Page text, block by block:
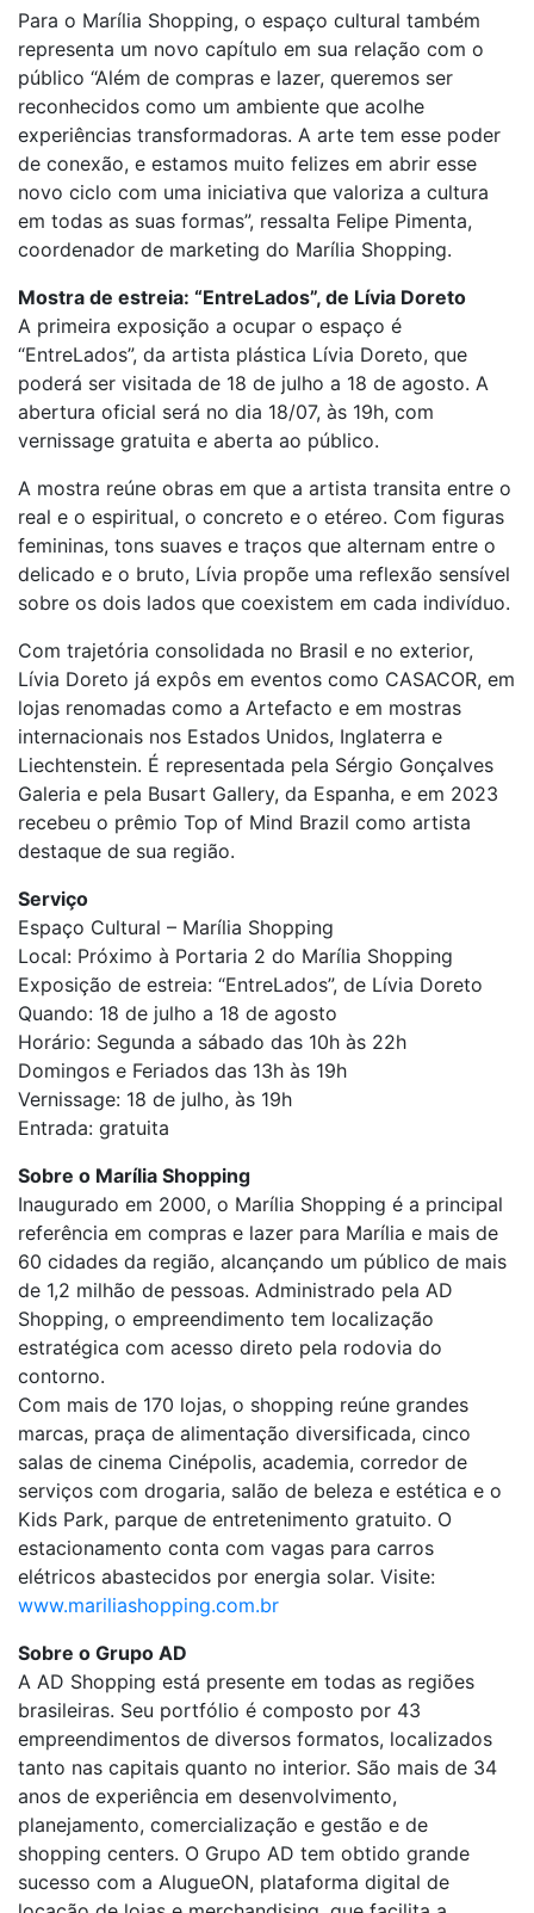
Para o Marília Shopping, o espaço cultural também
representa um novo capítulo em sua relação com o
público “Além de compras e lazer, queremos ser
reconhecidos como um ambiente que acolhe
experiências transformadoras. A arte tem esse poder
de conexão, e estamos muito felizes em abrir esse
novo ciclo com uma iniciativa que valoriza a cultura
em todas as suas formas”, ressalta Felipe Pimenta,
coordenador de marketing do Marília Shopping.
Mostra de estreia: “EntreLados”, de Lívia Doreto
A primeira exposição a ocupar o espaço é
“EntreLados”, da artista plástica Lívia Doreto, que
poderá ser visitada de 18 de julho a 18 de agosto. A
abertura oficial será no dia 18/07, às 19h, com
vernissage gratuita e aberta ao público.
A mostra reúne obras em que a artista transita entre o
real e o espiritual, o concreto e o etéreo. Com figuras
femininas, tons suaves e traços que alternam entre o
delicado e o bruto, Lívia propõe uma reflexão sensível
sobre os dois lados que coexistem em cada indivíduo.
Com trajetória consolidada no Brasil e no exterior,
Lívia Doreto já expôs em eventos como CASACOR, em
lojas renomadas como a Artefacto e em mostras
internacionais nos Estados Unidos, Inglaterra e
Liechtenstein. É representada pela Sérgio Gonçalves
Galeria e pela Busart Gallery, da Espanha, e em 2023
recebeu o prêmio Top of Mind Brazil como artista
destaque de sua região.
Serviço
Espaço Cultural – Marília Shopping
Local: Próximo à Portaria 2 do Marília Shopping
Exposição de estreia: “EntreLados”, de Lívia Doreto
Quando: 18 de julho a 18 de agosto
Horário: Segunda a sábado das 10h às 22h
Domingos e Feriados das 13h às 19h
Vernissage: 18 de julho, às 19h
Entrada: gratuita
Sobre o Marília Shopping
Inaugurado em 2000, o Marília Shopping é a principal
referência em compras e lazer para Marília e mais de
60 cidades da região, alcançando um público de mais
de 1,2 milhão de pessoas. Administrado pela AD
Shopping, o empreendimento tem localização
estratégica com acesso direto pela rodovia do
contorno.
Com mais de 170 lojas, o shopping reúne grandes
marcas, praça de alimentação diversificada, cinco
salas de cinema Cinépolis, academia, corredor de
serviços com drogaria, salão de beleza e estética e o
Kids Park, parque de entretenimento gratuito. O
estacionamento conta com vagas para carros
elétricos abastecidos por energia solar. Visite:
www.mariliashopping.com.br
Sobre o Grupo AD
A AD Shopping está presente em todas as regiões
brasileiras. Seu portfólio é composto por 43
empreendimentos de diversos formatos, localizados
tanto nas capitais quanto no interior. São mais de 34
anos de experiência em desenvolvimento,
planejamento, comercialização e gestão e de
shopping centers. O Grupo AD tem obtido grande
sucesso com a AlugueON, plataforma digital de